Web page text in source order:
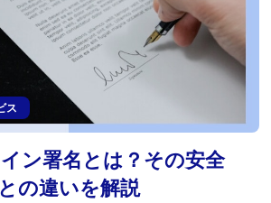
ス
ン署名とは？その安全
の違いを解説